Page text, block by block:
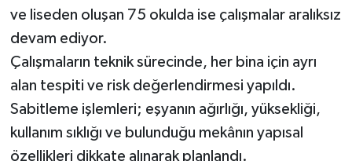
ve liseden oluşan 75 okulda ise çalışmalar aralıksız
devam ediyor.
Çalışmaların teknik sürecinde, her bina için ayrı
alan tespiti ve risk değerlendirmesi yapıldı.
Sabitleme işlemleri; eşyanın ağırlığı, yüksekliği,
kullanım sıklığı ve bulunduğu mekânın yapısal
özellikleri dikkate alınarak planlandı.